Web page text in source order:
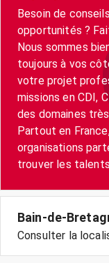
Besoin de
opportunités ?
Nous sommes
toujours à vos
votre projet
missions en CDI,
des domaines
Partout en
organisations
trouver les
Bain-de-
Consulter la